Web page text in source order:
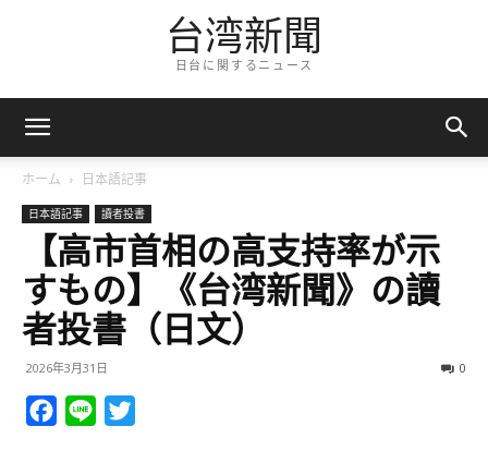
台湾新聞
日台に関するニュース
ホーム 日本語記事
日本語記事 讀者投書
【高市首相の高支持率が示
すもの】《台湾新聞》の讀
者投書（日文）
2026年3月31日 0
Facebook
Line